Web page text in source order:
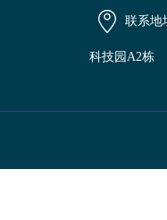
联系地
科技园A2栋